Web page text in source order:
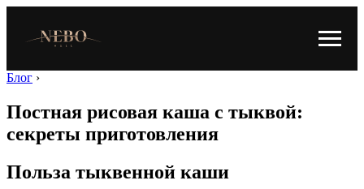
Блог ›
Постная рисовая каша с тыквой:
секреты приготовления
Польза тыквенной каши